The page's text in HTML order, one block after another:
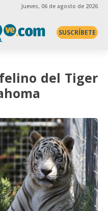
Jueves, 06 de agosto de 2026
SUSCRÍBETE
del Tiger